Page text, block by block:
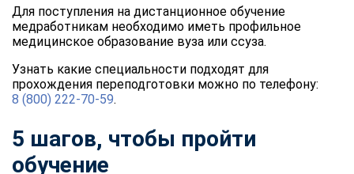
Для поступления на дистанционное обучение
медработникам необходимо иметь профильное
медицинское образование вуза или ссуза.
Узнать какие специальности подходят для
прохождения переподготовки можно по телефону:
8 (800) 222-70-59.
5 шагов, чтобы пройти
обучение